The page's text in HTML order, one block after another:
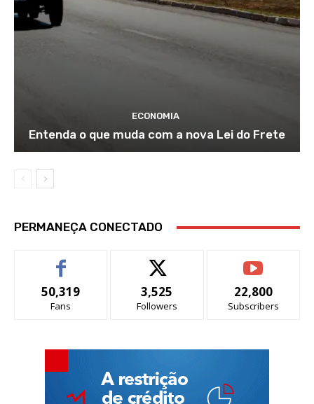
ECONOMIA
Entenda o que muda com a nova Lei do Frete
PERMANEÇA CONECTADO
50,319
Fans
3,525
Followers
22,800
Subscribers